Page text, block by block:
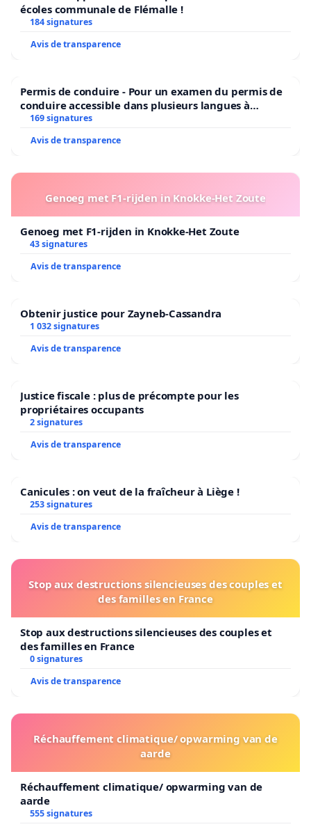
écoles communale de Flémalle !
184 signatures
Avis de transparence
Permis de conduire - Pour un examen du permis de
conduire accessible dans plusieurs langues à
Bruxelles
169 signatures
Avis de transparence
Genoeg met F1-rijden in Knokke-Het Zoute
Genoeg met F1-rijden in Knokke-Het Zoute
43 signatures
Avis de transparence
Obtenir justice pour Zayneb-Cassandra
1 032 signatures
Avis de transparence
Justice fiscale : plus de précompte pour les
propriétaires occupants
2 signatures
Avis de transparence
Canicules : on veut de la fraîcheur à Liège !
253 signatures
Avis de transparence
Stop aux destructions silencieuses des couples et
des familles en France
Stop aux destructions silencieuses des couples et
des familles en France
0 signatures
Avis de transparence
Réchauffement climatique/ opwarming van de
aarde
Réchauffement climatique/ opwarming van de
aarde
555 signatures